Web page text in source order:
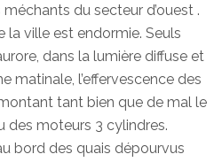
du secteur d’ouest .
ville est endormie. Seuls
dans la lumière diffuse et
matinale, l’effervescence des
tant bien que de mal le
des moteurs 3 cylindres.
bord des quais dépourvus